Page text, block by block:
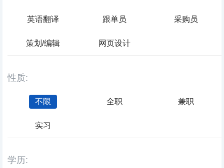
英语翻译 跟单员 采购员
策划/编辑 网页设计
性质:
不限 全职 兼职
实习
学历: